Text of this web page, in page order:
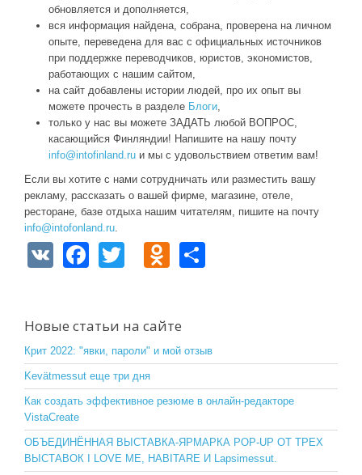
обновляется и дополняется,
вся информация найдена, собрана, проверена на личном
опыте, переведена для вас с официальных источников
при поддержке переводчиков, юристов, экономистов,
работающих с нашим сайтом,
на сайт добавлены истории людей, про их опыт вы
можете прочесть в разделе Блоги,
только у нас вы можете ЗАДАТЬ любой ВОПРОС,
касающийся Финляндии! Напишите на нашу почту
info@intofinland.ru и мы с удовольствием ответим вам!
Если вы хотите с нами сотрудничать или разместить вашу
рекламу, рассказать о вашей фирме, магазине, отеле,
ресторане, базе отдыха нашим читателям, пишите на почту
info@intofonland.ru.
V
F
e
b
o
o
k
er
O
o
kl
a
ss
ni
ki
Новые статьи на сайте
Крит 2022: "явки, пароли" и мой отзыв
Kevätmessut еще три дня
Как создать эффективное резюме в онлайн-редакторе
VistaCreate
ОБЪЕДИНЁННАЯ ВЫСТАВКА-ЯРМАРКА POP-UP ОТ ТРЕХ
ВЫСТАВОК I LOVE ME, HABITARE И Lapsimessut.